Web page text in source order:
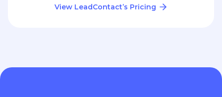
View LeadContact’s Pricing